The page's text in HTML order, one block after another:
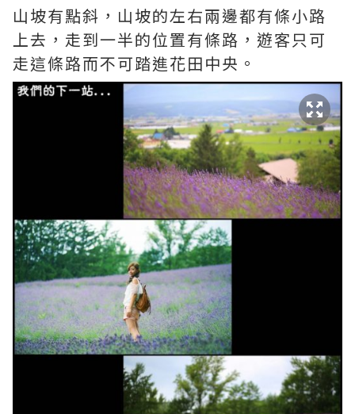
山坡有點斜，山坡的左右兩邊都有條小路
上去，走到一半的位置有條路，遊客只可
走這條路而不可踏進花田中央。